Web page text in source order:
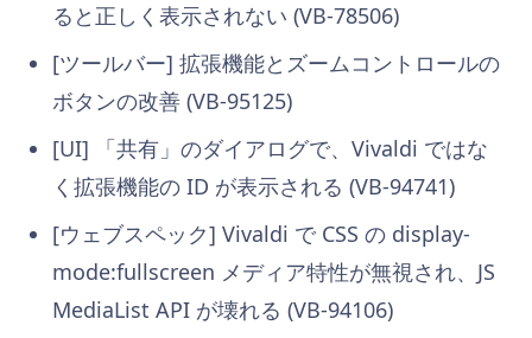
ると正しく表示されない (VB-78506)
[ツールバー] 拡張機能とズームコントロールの
ボタンの改善 (VB-95125)
[UI] 「共有」のダイアログで、Vivaldi ではな
く拡張機能の ID が表示される (VB-94741)
[ウェブスペック] Vivaldi で CSS の display-
mode:fullscreen メディア特性が無視され、JS
MediaList API が壊れる (VB-94106)